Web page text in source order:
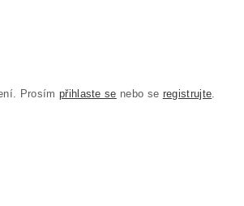
Prosím přihlaste se nebo se registrujte.